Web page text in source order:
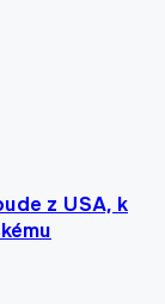
z USA, k